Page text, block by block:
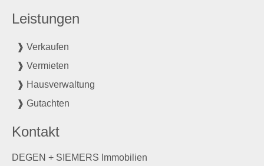
Leistungen
❱ Verkaufen
❱ Vermieten
❱ Hausverwaltung
❱ Gutachten
Kontakt
DEGEN + SIEMERS Immobilien